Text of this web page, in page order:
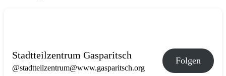
Stadtteilzentrum Gasparitsch
@stadtteilzentrum@www.gasparitsch.org
Folgen